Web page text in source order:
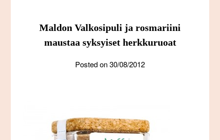
Maldon Valkosipuli ja rosmariini
maustaa syksyiset herkkuruoat
Posted on30/08/2012